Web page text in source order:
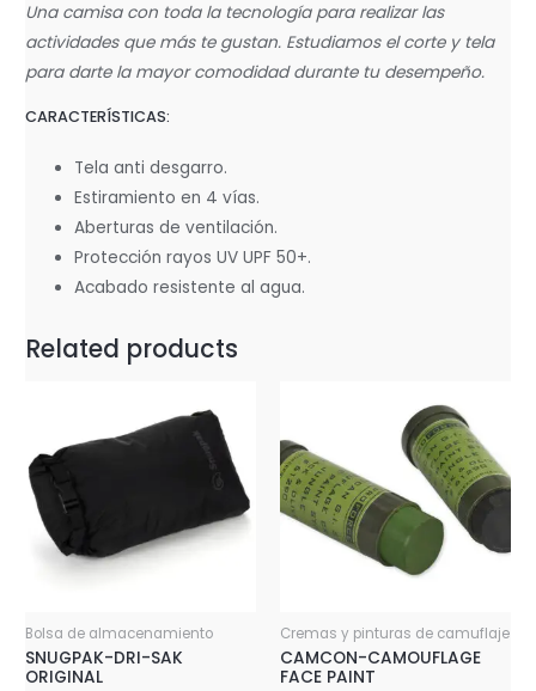
Una camisa con toda la tecnología para realizar las
actividades que más te gustan. Estudiamos el corte y tela
para darte la mayor comodidad durante tu desempeño.
CARACTERÍSTICAS:
Tela anti desgarro.
Estiramiento en 4 vías.
Aberturas de ventilación.
Protección rayos UV UPF 50+.
Acabado resistente al agua.
Related products
Bolsa de almacenamiento
SNUGPAK-DRI-SAK
ORIGINAL
Cremas y pinturas de camuflaje
CAMCON-CAMOUFLAGE
FACE PAINT